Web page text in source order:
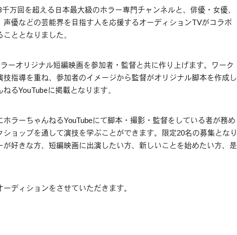
千万回を超える日本最大級のホラー専門チャンネルと、俳優・女優、
優などの芸能界を目指す人を応援するオーディションTVがコラボ
こととなりました 。
ーオリジナル短編映画を参加者・監督と共に作り上げます。ワーク
指導を重ね、参加者のイメージから監督がオリジナル脚本を作成し
ねるYouTubeに掲載となります。
ホラーちゃんねるYouTubeにて脚本・撮影・監督をしている者が務め
ョップを通して演技を学ぶことができます。限定20名の募集となり
好きな方、短編映画に出演したい方、新しいことを始めたい方、是
ディションをさせていただきます。